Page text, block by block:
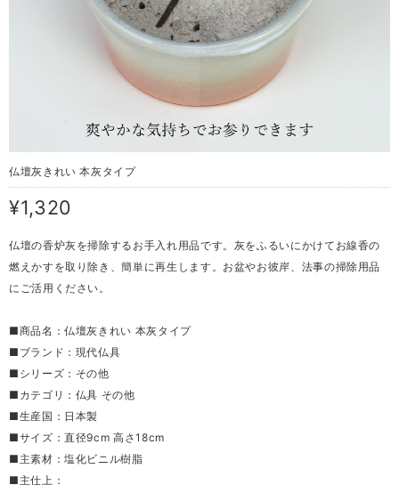
仏壇灰きれい 本灰タイプ
¥1,320
仏壇の香炉灰を掃除するお手入れ用品です。灰をふるいにかけてお線香の
燃えかすを取り除き、簡単に再生します。お盆やお彼岸、法事の掃除用品
にご活用ください。
■商品名：仏壇灰きれい 本灰タイプ
■ブランド：現代仏具
■シリーズ：その他
■カテゴリ：仏具 その他
■生産国：日本製
■サイズ：直径9cm 高さ18cm
■主素材：塩化ビニル樹脂
■主仕上：